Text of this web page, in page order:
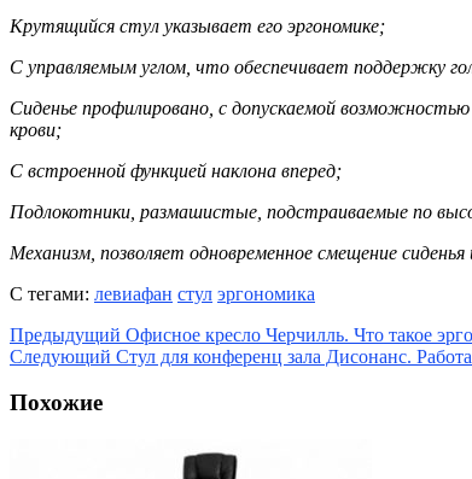
Крутящийся стул указывает его эргономике;
С управляемым углом, что обеспечивает поддержку
Сиденье профилировано, с допускаемой
крови;
С встроенной функцией наклона вперед;
Подлокотники, размашистые, подстраиваемые по
Механизм, позволяет одновременное смещение
С тегами: левиафан стул эргономика
Предыдущий Офисное кресло Черчилль. Что такое
Следующий Стул для конференц зала Дисонанс.
Похожие